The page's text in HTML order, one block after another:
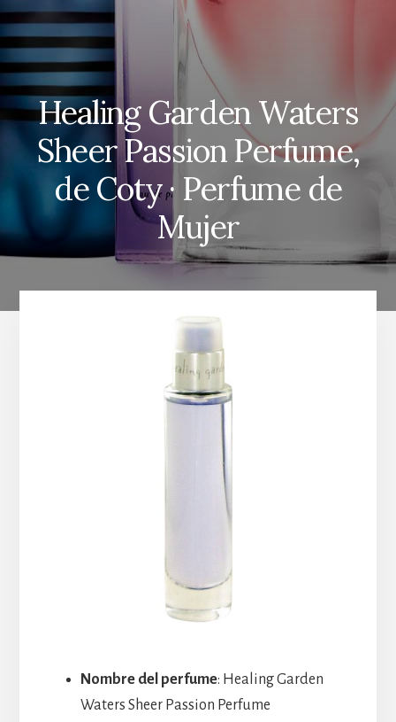
Healing Garden Waters
Sheer Passion Perfume,
de Coty · Perfume de
Mujer
Nombre del perfume: Healing Garden
Waters Sheer Passion Perfume